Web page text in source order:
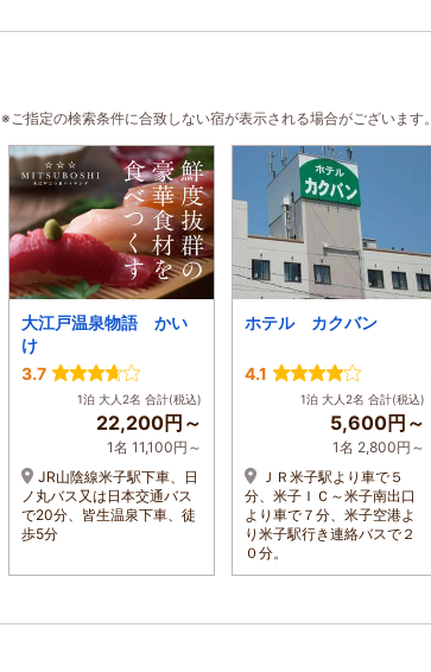
※ご指定の検索条件に合致しない宿が表示される場合がございます。
大江戸温泉物語 かい
け
3.7
1泊 大人2名 合計(税込)
22,200円～
1名 11,100円～
JR山陰線米子駅下車、日
ノ丸バス又は日本交通バス
で20分、皆生温泉下車、徒
歩5分
ホテル カクバン
4.1
1泊 大人2名 合計(税込)
5,600円～
1名 2,800円～
ＪＲ米子駅より車で５
分、米子ＩＣ～米子南出口
より車で７分、米子空港よ
り米子駅行き連絡バスで２
０分。